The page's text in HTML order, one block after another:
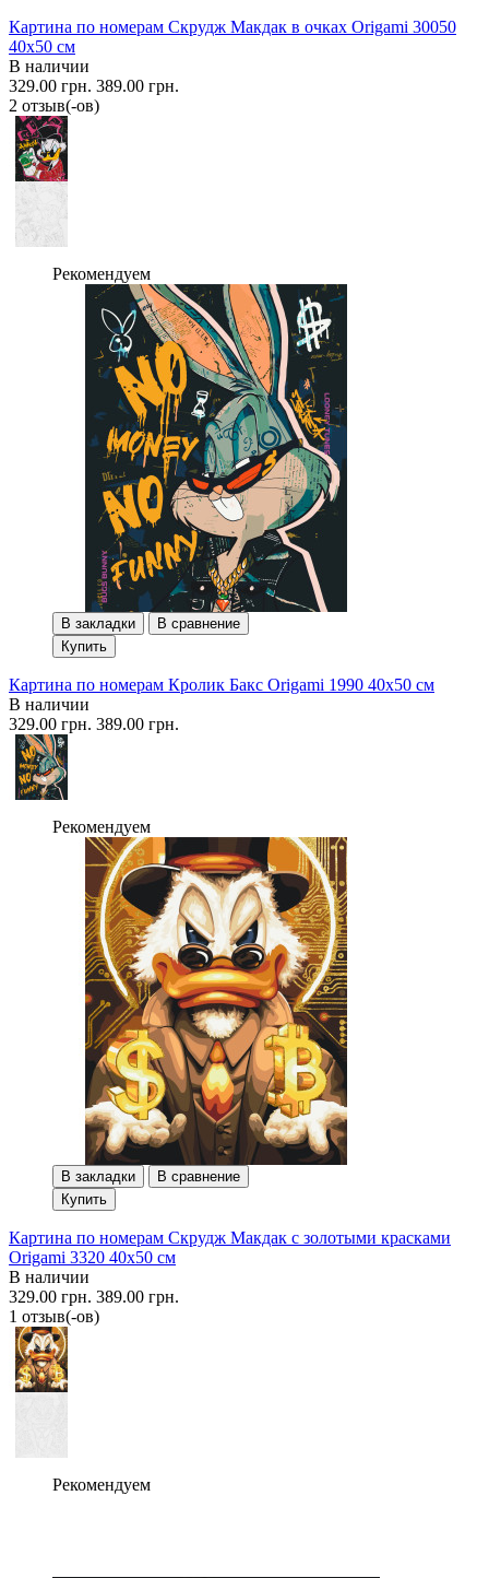
Картина по номерам Скрудж Макдак в очках Origami 30050
40x50 см
В наличии
329.00 грн. 389.00 грн.
2 отзыв(-ов)
Рекомендуем
В закладки
В сравнение
Купить
Картина по номерам Кролик Бакс Origami 1990 40x50 см
В наличии
329.00 грн. 389.00 грн.
Рекомендуем
В закладки
В сравнение
Купить
Картина по номерам Скрудж Макдак с золотыми красками
Origami 3320 40x50 см
В наличии
329.00 грн. 389.00 грн.
1 отзыв(-ов)
Рекомендуем